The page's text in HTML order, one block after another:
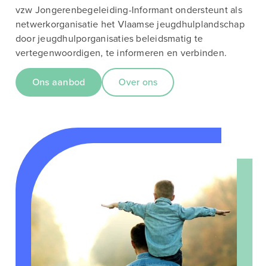
vzw Jongerenbegeleiding-Informant ondersteunt als
netwerkorganisatie het Vlaamse jeugdhulplandschap
door jeugdhulporganisaties beleidsmatig te
vertegenwoordigen, te informeren en verbinden.
Ons aanbod Over ons